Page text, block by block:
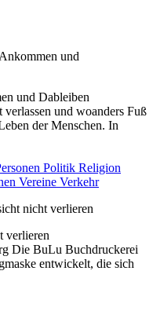
und Dableiben
und woanders Fuß
der Menschen. In
Politik Religion
Vereine Verkehr
verlieren
Die BuLu Buchdruckerei
entwickelt, die sich